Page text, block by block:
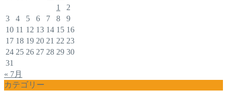
1
2
3
4 5 6 7 8
9
10 11 12 13 14 15 16
17 18 19 20 21 22 23
24 25 26 27 28 29 30
31
« 7月
カテゴリー